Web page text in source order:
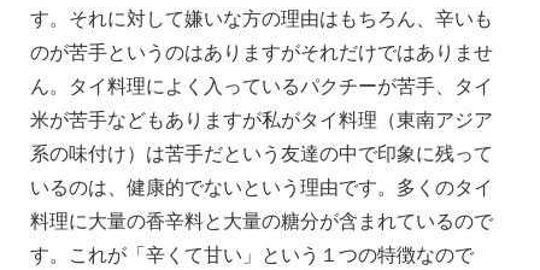
す。それに対して嫌いな方の理由はもちろん、辛いも
のが苦手というのはありますがそれだけではありませ
ん。タイ料理によく入っているパクチーが苦手、タイ
米が苦手などもありますが私がタイ料理（東南アジア
系の味付け）は苦手だという友達の中で印象に残って
いるのは、健康的でないという理由です。多くのタイ
料理に大量の香辛料と大量の糖分が含まれているので
す。これが「辛くて甘い」という１つの特徴なので